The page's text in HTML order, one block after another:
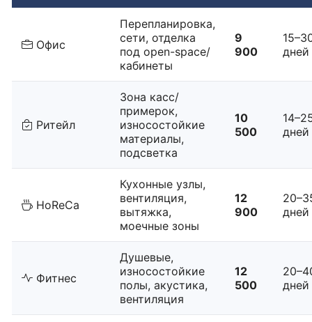
Офис
Перепланировка,
сети, отделка
под open-space/
кабинеты
9
900
дней
Ритейл
Зона касс/
примерок,
износостойкие
материалы,
подсветка
10
500
дней
HoReCa
Кухонные узлы,
вентиляция,
вытяжка,
моечные зоны
12
900
дней
Фитнес
Душевые,
износостойкие
полы, акустика,
вентиляция
12
500
дней